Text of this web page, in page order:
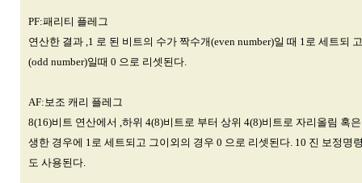
PF:패리티 플레그
연산한 결과 ,1 로 된 비트의 수가 짝수개(even number)일 때 1로 세트되
(odd number)일때 0 으로 리셋된다.
AF:보조 캐리 플레그
8(16)비트 연산에서 ,하위 4(8)비트로 부터 상위 4(8)비트로 자리올림 혹
생한 경우에 1로 세트되고 그이외의 경우 0 으로 리셋된다. 10 진 보정명
도 사용된다.